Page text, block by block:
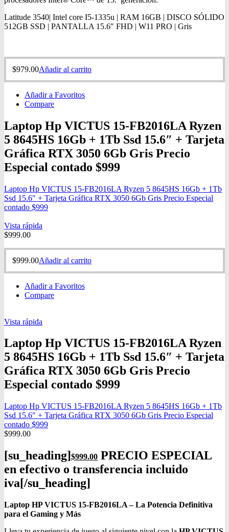
Latitude 3540| Intel core I5-1335u | RAM 16GB | DISCO SÓLIDO
512GB SSD | PANTALLA 15.6″ FHD | W11 PRO | Gris
$979.00Añadir al carrito
Añadir a Favoritos
Compare
Laptop Hp VICTUS 15-FB2016LA Ryzen
5 8645HS 16Gb + 1Tb Ssd 15.6″ + Tarjeta
Gráfica RTX 3050 6Gb Gris Precio
Especial contado $999
Laptop Hp VICTUS 15-FB2016LA Ryzen 5 8645HS 16Gb + 1Tb
Ssd 15.6″ + Tarjeta Gráfica RTX 3050 6Gb Gris Precio Especial
contado $999
Vista rápida
$999.00
$999.00Añadir al carrito
Añadir a Favoritos
Compare
Vista rápida
Laptop Hp VICTUS 15-FB2016LA Ryzen
5 8645HS 16Gb + 1Tb Ssd 15.6″ + Tarjeta
Gráfica RTX 3050 6Gb Gris Precio
Especial contado $999
Laptop Hp VICTUS 15-FB2016LA Ryzen 5 8645HS 16Gb + 1Tb
Ssd 15.6″ + Tarjeta Gráfica RTX 3050 6Gb Gris Precio Especial
contado $999
$999.00
[su_heading] $999.00 PRECIO ESPECIAL
en efectivo o transferencia incluido
iva[/su_heading]
Laptop HP VICTUS 15-FB2016LA – La Potencia Definitiva
para el Gaming y Más